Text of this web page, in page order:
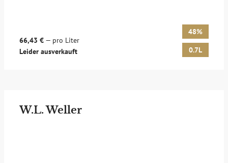
66,43 € — pro Liter
Leider ausverkauft
48%
0.7L
W.L. Weller